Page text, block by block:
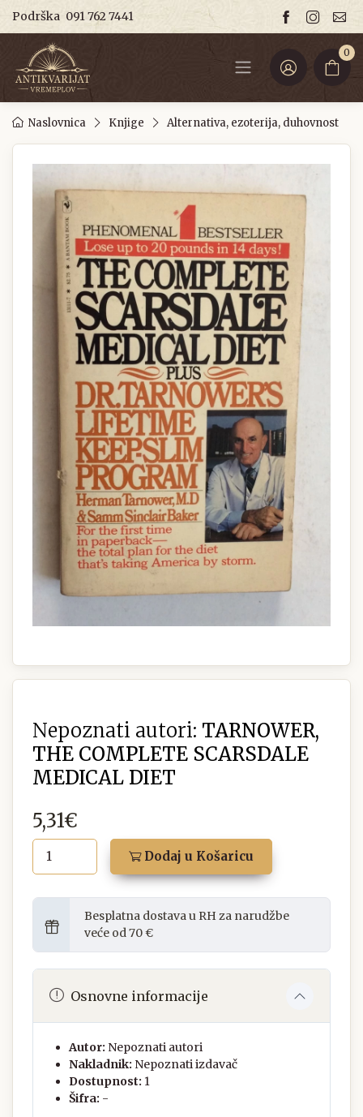
Podrška 091 762 7441
0
Naslovnica Knjige Alternativa, ezoterija, duhovnost
Nepoznati autori: TARNOWER,
THE COMPLETE SCARSDALE
MEDICAL DIET
5,31€
Dodaj u Košaricu
Besplatna dostava u RH za narudžbe
veće od 70 €
Osnovne informacije
Autor: Nepoznati autori
Nakladnik: Nepoznati izdavač
Dostupnost: 1
Šifra: -